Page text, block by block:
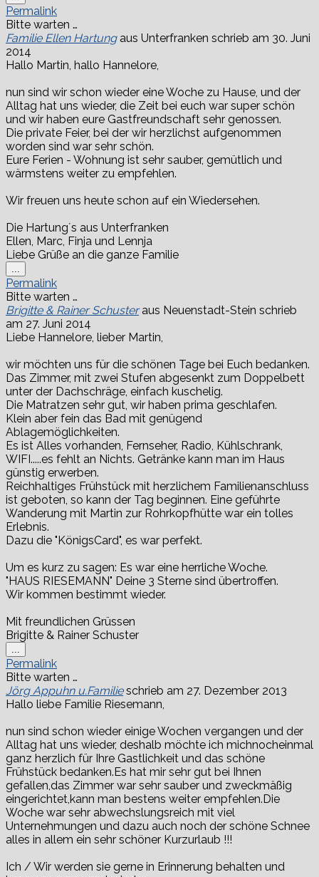
Metabox
ein-/ausblenden.
Permalink
Bitte warten …
Familie Ellen Hartung aus Unterfranken schrieb am 30. Juni
2014
Hallo Martin, hallo Hannelore,
nun sind wir schon wieder eine Woche zu Hause, und der
Alltag hat uns wieder, die Zeit bei euch war super schön
und wir haben eure Gastfreundschaft sehr genossen.
Die private Feier, bei der wir herzlichst aufgenommen
worden sind war sehr schön.
Eure Ferien - Wohnung ist sehr sauber, gemütlich und
wärmstens weiter zu empfehlen.
Wir freuen uns heute schon auf ein Wiedersehen.
Die Hartung´s aus Unterfranken
Ellen, Marc, Finja und Lennja
Liebe Grüße an die ganze Familie
...
Metabox
ein-/ausblenden.
Permalink
Bitte warten …
Brigitte & Rainer Schuster aus Neuenstadt-Stein schrieb
am 27. Juni 2014
Liebe Hannelore, lieber Martin,
wir möchten uns für die schönen Tage bei Euch bedanken.
Das Zimmer, mit zwei Stufen abgesenkt zum Doppelbett
unter der Dachschräge, einfach kuschelig.
Die Matratzen sehr gut, wir haben prima geschlafen.
Klein aber fein das Bad mit genügend
Ablagemöglichkeiten.
Es ist Alles vorhanden, Fernseher, Radio, Kühlschrank,
WIFI.....es fehlt an Nichts. Getränke kann man im Haus
günstig erwerben.
Reichhaltiges Frühstück mit herzlichem Familienanschluss
ist geboten, so kann der Tag beginnen. Eine geführte
Wanderung mit Martin zur Rohrkopfhütte war ein tolles
Erlebnis.
Dazu die "KönigsCard", es war perfekt.
Um es kurz zu sagen: Es war eine herrliche Woche.
"HAUS RIESEMANN" Deine 3 Sterne sind übertroffen.
Wir kommen bestimmt wieder.
Mit freundlichen Grüssen
Brigitte & Rainer Schuster
...
Metabox
ein-/ausblenden.
Permalink
Bitte warten …
Jörg Appuhn u.Familie schrieb am 27. Dezember 2013
Hallo liebe Familie Riesemann,
nun sind schon wieder einige Wochen vergangen und der
Alltag hat uns wieder, deshalb möchte ich michnocheinmal
ganz herzlich für Ihre Gastlichkeit und das schöne
Frühstück bedanken.Es hat mir sehr gut bei Ihnen
gefallen,das Zimmer war sehr sauber und zweckmäßig
eingerichtet,kann man bestens weiter empfehlen.Die
Woche war sehr abwechslungsreich mit viel
Unternehmungen und dazu auch noch der schöne Schnee
alles in allem ein sehr schöner Kurzurlaub !!!
Ich / Wir werden sie gerne in Erinnerung behalten und